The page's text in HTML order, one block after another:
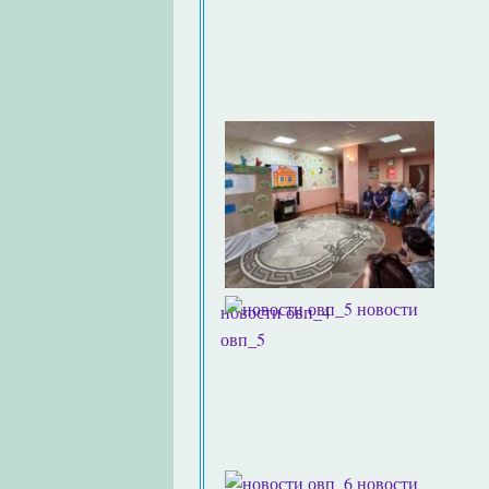
новости овп_4
новости
овп_5
новости